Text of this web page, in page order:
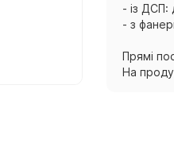
- із ДСП:
- з
Прямі
На